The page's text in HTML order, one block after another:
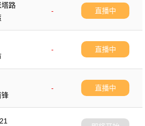
塔路
-
直播中
-
直播中
-
锋
直播中